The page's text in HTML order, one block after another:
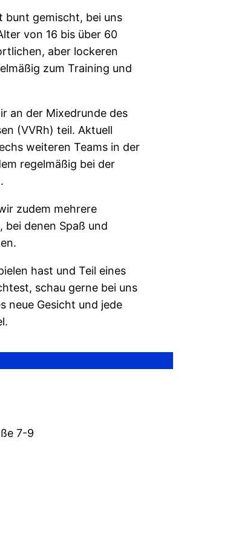
bunt gemischt, bei uns
von 16 bis über 60
aber lockeren
zum Training und
an der Mixedrunde des
(VVRh) teil. Aktuell
weiteren Teams in der
regelmäßig bei der
zudem mehrere
bei denen Spaß und
hast und Teil eines
schau gerne bei uns
neue Gesicht und jede
7-9